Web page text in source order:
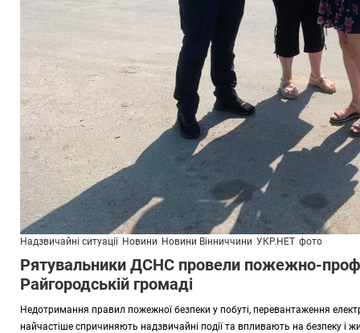
Надзвичайні ситуації Новини Новини Вінниччини УКР.НЕТ фото
Рятувальники ДСНС провели пожежно-
Райгородській громаді
Недотримання правил пожежної безпеки у побуті, перевантаження
найчастіше спричиняють надзвичайні події та впливають на безпеку і